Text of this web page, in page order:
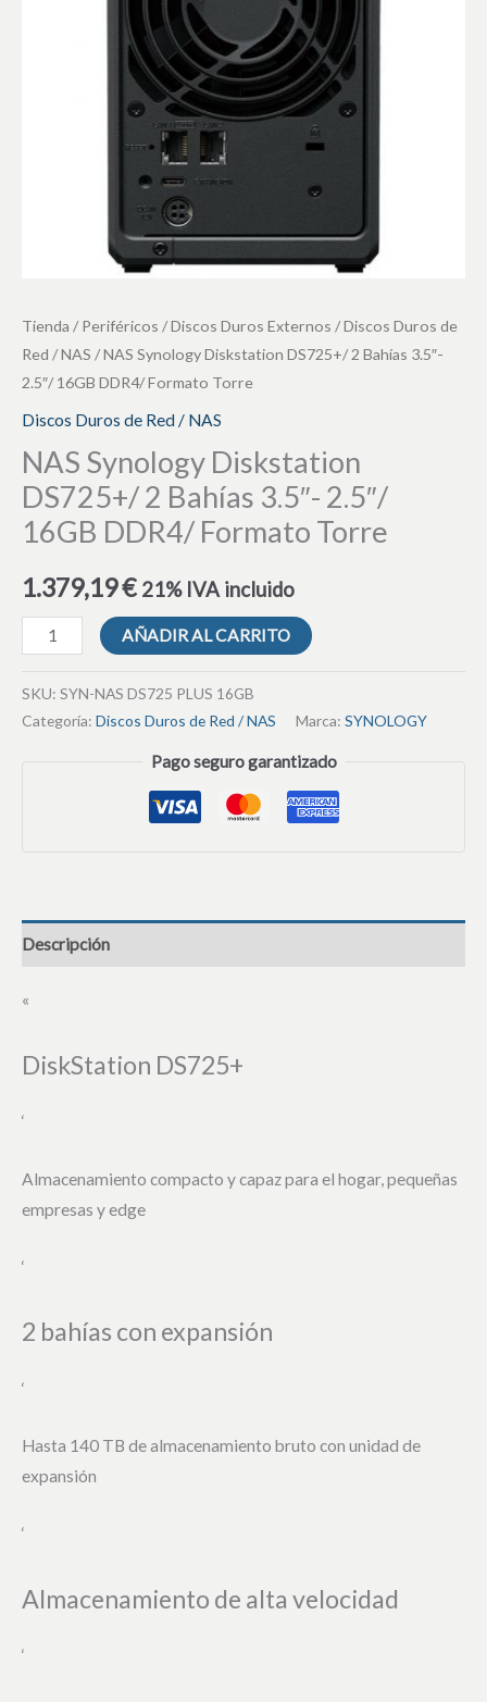
Tienda /Periféricos /Discos Duros Externos /Discos Duros de
Red / NAS / NAS Synology Diskstation DS725+/ 2 Bahías 3.5″-
2.5″/ 16GB DDR4/ Formato Torre
Discos Duros de Red / NAS
NAS Synology Diskstation
DS725+/ 2 Bahías 3.5″- 2.5″/
16GB DDR4/ Formato Torre
1.379,19€ 21% IVA incluido
AÑADIR AL CARRITO
SKU: SYN-NAS DS725 PLUS 16GB
Categoría: Discos Duros de Red / NAS Marca: SYNOLOGY
Pago seguro garantizado
Descripción
«
DiskStation DS725+
‘
Almacenamiento compacto y capaz para el hogar, pequeñas
empresas y edge
‘
2 bahías con expansión
‘
Hasta 140 TB de almacenamiento bruto con unidad de
expansión
‘
Almacenamiento de alta velocidad
‘